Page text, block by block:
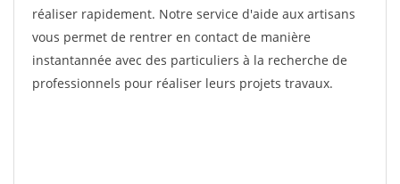
réaliser rapidement. Notre service d'aide aux artisans
vous permet de rentrer en contact de manière
instantannée avec des particuliers à la recherche de
professionnels pour réaliser leurs projets travaux.